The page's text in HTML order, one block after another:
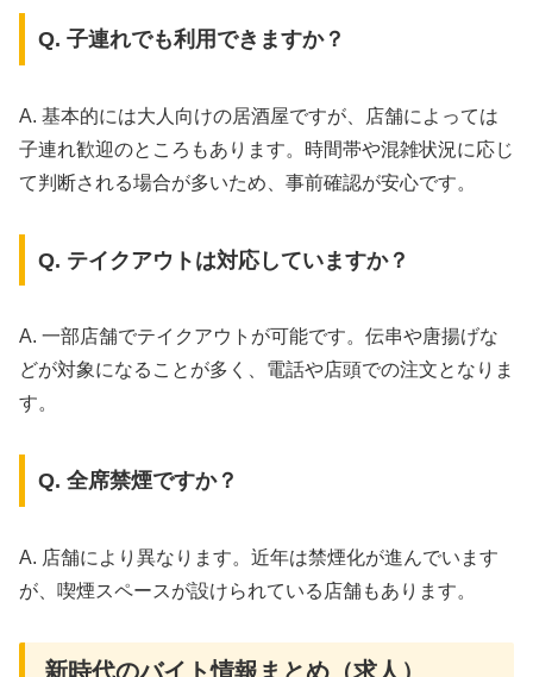
Q. 子連れでも利用できますか？
A. 基本的には大人向けの居酒屋ですが、店舗によっては
子連れ歓迎のところもあります。時間帯や混雑状況に応じ
て判断される場合が多いため、事前確認が安心です。
Q. テイクアウトは対応していますか？
A. 一部店舗でテイクアウトが可能です。伝串や唐揚げな
どが対象になることが多く、電話や店頭での注文となりま
す。
Q. 全席禁煙ですか？
A. 店舗により異なります。近年は禁煙化が進んでいます
が、喫煙スペースが設けられている店舗もあります。
新時代のバイト情報まとめ（求人）